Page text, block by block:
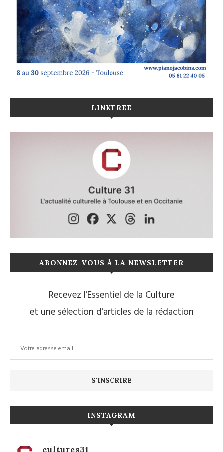
LINKTREE
ABONNEZ-VOUS À LA NEWSLETTER
Recevez l’Essentiel de la Culture
et une sélection d’articles de la rédaction
INSTAGRAM
cultures31